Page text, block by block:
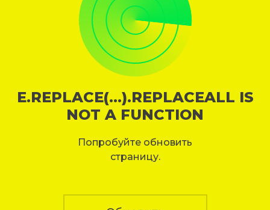
E.REPLACE(...).REPLACEALL IS
NOT A FUNCTION
Попробуйте обновить
страницу.